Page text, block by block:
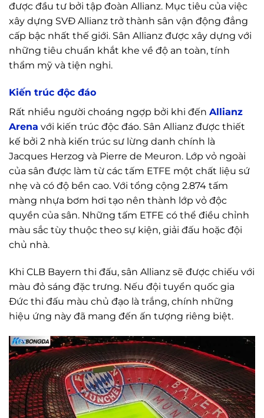
được đầu tư bởi tập đoàn Allianz. Mục tiêu của việc
xây dựng SVĐ Allianz trở thành sân vận động đẳng
cấp bậc nhất thế giới. Sân Allianz được xây dựng với
những tiêu chuẩn khắt khe về độ an toàn, tính
thẩm mỹ và tiện nghi.
Kiến trúc độc đáo
Rất nhiều người choáng ngợp bởi khi đến Allianz
Arena với kiến trúc độc đáo. Sân Allianz được thiết
kế bởi 2 nhà kiến trúc sư lừng danh chính là
Jacques Herzog và Pierre de Meuron. Lớp vỏ ngoài
của sân được làm từ các tấm ETFE một chất liệu sứ
nhẹ và có độ bền cao. Với tổng cộng 2.874 tấm
màng nhựa bơm hơi tạo nên thành lớp vỏ độc
quyền của sân. Những tấm ETFE có thể điều chỉnh
màu sắc tùy thuộc theo sự kiện, giải đấu hoặc đội
chủ nhà.
Khi CLB Bayern thi đấu, sân Allianz sẽ được chiếu với
màu đỏ sáng đặc trưng. Nếu đội tuyển quốc gia
Đức thi đấu màu chủ đạo là trắng, chính những
hiệu ứng này đã mang đến ấn tượng riêng biệt.